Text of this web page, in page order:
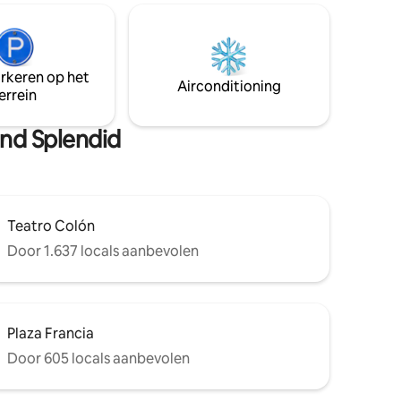
voor
in de
een
binnenontspanningszwembad,
fitnessruimte, droge en natte sauna 's,
massageruimte. Je verblijf in Buenos
Aires zal de beste zijn!
op het
Airconditioning
Splendid
Teatro Colón
Door 1.637 locals aanbevolen
Plaza Francia
Door 605 locals aanbevolen